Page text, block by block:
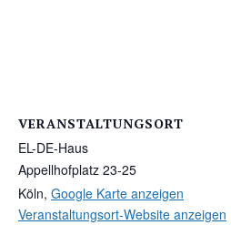
VERANSTALTUNGSORT
EL-DE-Haus
Appellhofplatz 23-25
Köln, Google Karte anzeigen
Veranstaltungsort-Website anzeigen